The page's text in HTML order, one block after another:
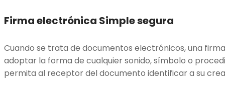
Firma electrónica Simple segura
Cuando se trata de documentos electrónicos, una
adoptar la forma de cualquier sonido, símbolo o
permita al receptor del documento identificar a su